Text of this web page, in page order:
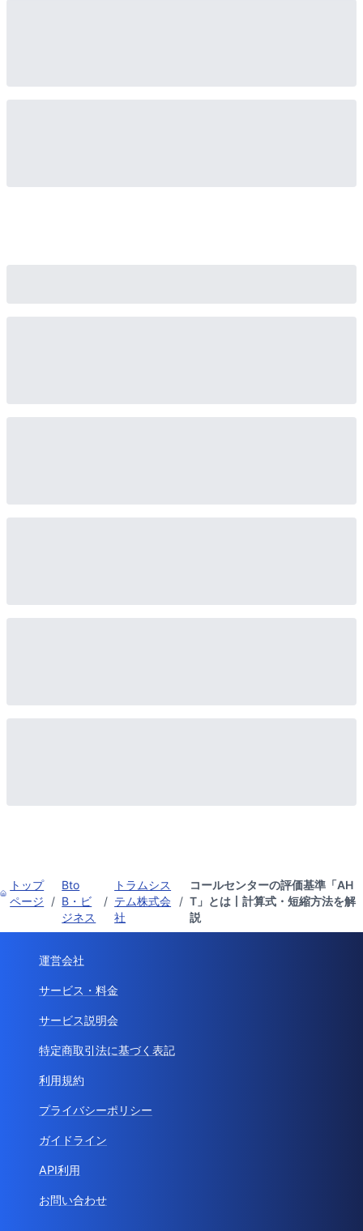
トップ
ページ
/
Bto
B・ビ
ジネス
/
トラムシス
テム株式会
社
/
コールセンターの評価基準「AH
T」とは丨計算式・短縮方法を解
説
運営会社
サービス・料金
サービス説明会
特定商取引法に基づく表記
利用規約
プライバシーポリシー
ガイドライン
API利用
お問い合わせ